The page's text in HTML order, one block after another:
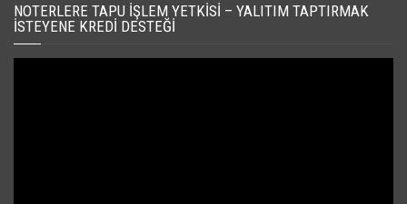
NOTERLERE TAPU İŞLEM YETKISI – YALITIM TAPTIRMAK
İSTEYENE KREDI DESTEĞI